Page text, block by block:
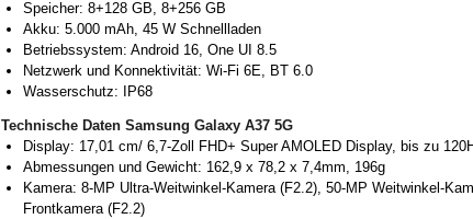
Speicher: 8+128 GB, 8+256 GB
Akku: 5.000 mAh, 45 W Schnellladen
Betriebssystem: Android 16, One UI 8.5
Netzwerk und Konnektivität: Wi-Fi 6E, BT 6.0
Wasserschutz: IP68
Technische Daten Samsung Galaxy A37 5G
Display: 17,01 cm/ 6,7-Zoll FHD+ Super AMOLED Display, bis zu
Abmessungen und Gewicht: 162,9 x 78,2 x 7,4mm, 196g
Kamera: 8-MP Ultra-Weitwinkel-Kamera (F2.2), 50-MP Weitwinkel-
Frontkamera (F2.2)